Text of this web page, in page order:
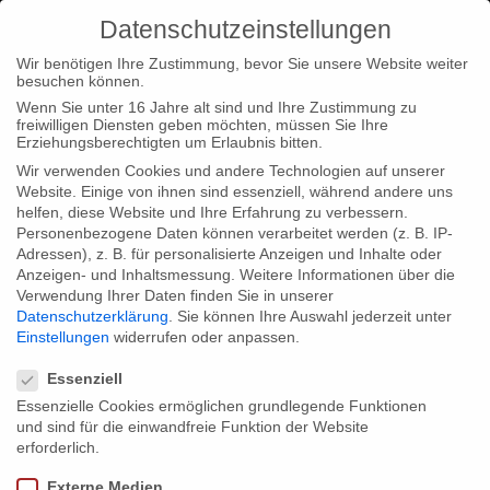
Home Typ|News FC Barcelona auf Phönix
FC Barcelona auf Phönix
Unsere Dokumentation FC Barcelona Confidential ist am Freitag
den 28.04.06 um 22:15 Uhr auf Phönix zu sehen.
Share:
Datenschutzeinstellungen
Wir benötigen Ihre Zustimmung, bevor Sie unsere Website weiter
besuchen können.
Wenn Sie unter 16 Jahre alt sind und Ihre Zustimmung zu
freiwilligen Diensten geben möchten, müssen Sie Ihre
Erziehungsberechtigten um Erlaubnis bitten.
Wir verwenden Cookies und andere Technologien auf unserer
Website. Einige von ihnen sind essenziell, während andere uns
helfen, diese Website und Ihre Erfahrung zu verbessern.
Personenbezogene Daten können verarbeitet werden (z. B. IP-
Adressen), z. B. für personalisierte Anzeigen und Inhalte oder
Anzeigen- und Inhaltsmessung. Weitere Informationen über die
Verwendung Ihrer Daten finden Sie in unserer
Datenschutzerklärung
Sie können Ihre Auswahl jederzeit unter
Einstellungen widerrufen oder anpassen.
Essenziell
Essenzielle Cookies ermöglichen grundlegende Funktionen
und sind für die einwandfreie Funktion der Website
erforderlich.